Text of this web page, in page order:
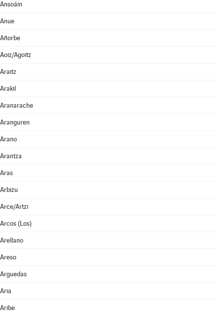
Ansoáin
Anue
Añorbe
Aoiz/Agoitz
Araitz
Arakil
Aranarache
Aranguren
Arano
Arantza
Aras
Arbizu
Arce/Artzi
Arcos (Los)
Arellano
Areso
Arguedas
Aria
Aribe